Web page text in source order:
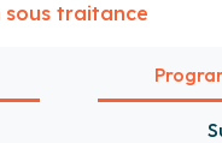
traitance